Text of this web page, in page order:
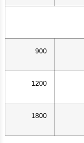
900
1200
1800